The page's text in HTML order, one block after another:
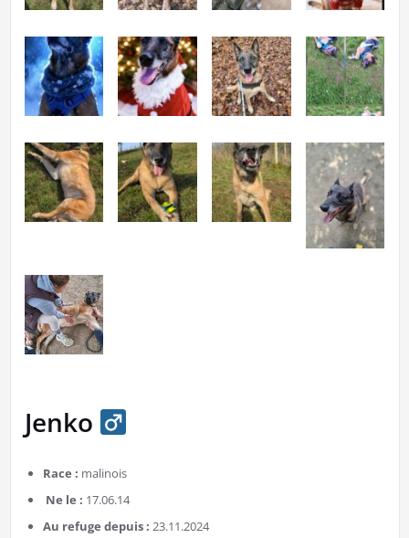
Jenko
Race : malinois
Ne le : 17.06.14
Au refuge depuis : 23.11.2024